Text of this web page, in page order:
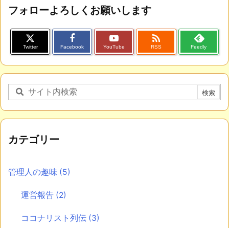
フォローよろしくお願いします
Twitter Facebook YouTube

RSS Feedly
カテゴリー
管理人の趣味 (5)
運営報告 (2)
ココナリスト列伝 (3)